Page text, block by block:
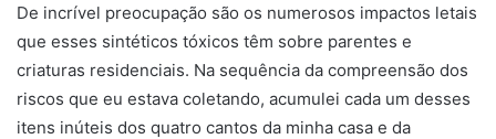
De incrível preocupação são os numerosos impactos letais
que esses sintéticos tóxicos têm sobre parentes e
criaturas residenciais. Na sequência da compreensão dos
riscos que eu estava coletando, acumulei cada um desses
itens inúteis dos quatro cantos da minha casa e da